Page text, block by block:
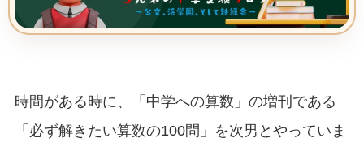
時間がある時に、「中学への算数」の増刊である
「必ず解きたい算数の100問」を次男とやっていま